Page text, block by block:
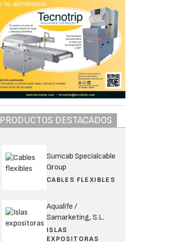
PRODUCTOS DESTACADOS
Sumcab Specialcable
Group
CABLES FLEXIBLES
Aqualife /
Samarketing, S.L.
ISLAS
EXPOSITORAS